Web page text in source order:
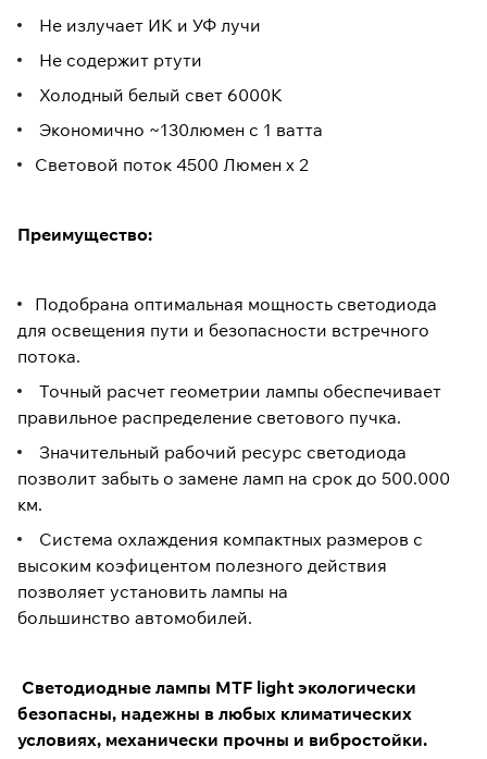
Не излучает ИК и УФ лучи
Не содержит ртути
Холодный белый свет 6000K
Экономично ~130люмен с 1 ватта
Световой поток 4500 Люмен х 2
Преимущество:
Подобрана оптимальная мощность светодиода
для освещения пути и безопасности встречного
потока.
Точный расчет геометрии лампы обеспечивает
правильное распределение светового пучка.
Значительный рабочий ресурс светодиода
позволит забыть о замене ламп на срок до 500.000
км.
Система охлаждения компактных размеров с
высоким коэфицентом полезного действия
позволяет установить лампы на
большинство автомобилей.
Светодиодные лампы MTF light экологически
безопасны, надежны в любых климатических
условиях, механически прочны и вибростойки.